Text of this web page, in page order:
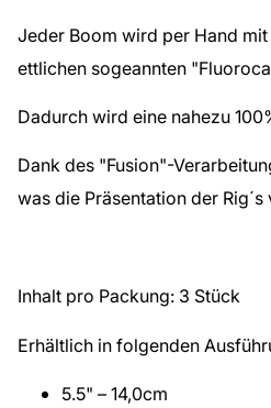
Jeder Boom wird per Hand
ettlichen sogeannten
Dadurch wird eine nahezu
Dank des "Fusion"-
was die Präsentation der
Inhalt pro Packung: 3 Stück
Erhältlich in folgenden
5.5" – 14,0cm